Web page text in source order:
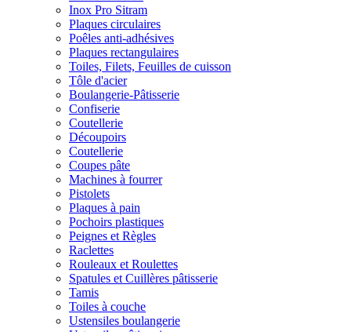
Inox Pro Sitram
Plaques circulaires
Poêles anti-adhésives
Plaques rectangulaires
Toiles, Filets, Feuilles de cuisson
Tôle d'acier
Boulangerie-Pâtisserie
Confiserie
Coutellerie
Découpoirs
Coutellerie
Coupes pâte
Machines à fourrer
Pistolets
Plaques à pain
Pochoirs plastiques
Peignes et Règles
Raclettes
Rouleaux et Roulettes
Spatules et Cuillères pâtisserie
Tamis
Toiles à couche
Ustensiles boulangerie